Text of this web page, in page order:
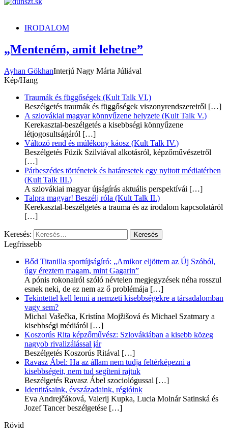
IRODALOM
„Menteném, amit lehetne”
Ayhan GökhanInterjú Nagy Márta Júliával
Kép/Hang
Traumák és függőségek (Kult Talk VI.)
Beszélgetés traumák és függőségek viszonyrendszereiről […]
A szlovákiai magyar könnyűzene helyzete (Kult Talk V.)
Kerekasztal-beszélgetés a kisebbségi könnyűzene
létjogosultságáról […]
Változó rend és múlékony káosz (Kult Talk IV.)
Beszélgetés Füzik Szilviával alkotásról, képzőművészetről
[…]
Párbeszédes történetek és határesetek egy nyitott médiatérben
(Kult Talk III.)
A szlovákiai magyar újságírás aktuális perspektívái […]
Talpra magyar! Beszélj róla (Kult Talk II.)
Kerekasztal-beszélgetés a trauma és az irodalom kapcsolatáról
[…]
Keresés:
Legfrissebb
Bőd Titanilla sportújságíró: „Amikor eljöttem az Új Szóból,
úgy éreztem magam, mint Gagarin”
A pónis rokonairól szóló névtelen megjegyzések néha rosszul
esnek neki, de ez nem az ő problémája […]
Tekintettel kell lenni a nemzeti kisebbségekre a társadalomban
vagy sem?
Michal Vašečka, Kristína Mojžišová és Michael Szatmary a
kisebbségi médiáról […]
Koszorús Rita képzőművész: Szlovákiában a kisebb közeg
nagyob rivalizálással jár
Beszélgetés Koszorús Ritával […]
Ravasz Ábel: Ha az állam nem tudja feltérképezni a
kisebbségeit, nem tud segíteni rajtuk
Beszélgetés Ravasz Ábel szociológussal […]
Identitásaink, évszázadaink, régióink
Eva Andrejčáková, Valerij Kupka, Lucia Molnár Satinská és
Jozef Tancer beszélgetése […]
Rövid